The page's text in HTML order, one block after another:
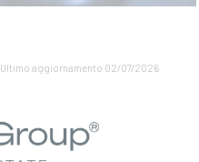
Ultimo aggiornamento 02/07/2026